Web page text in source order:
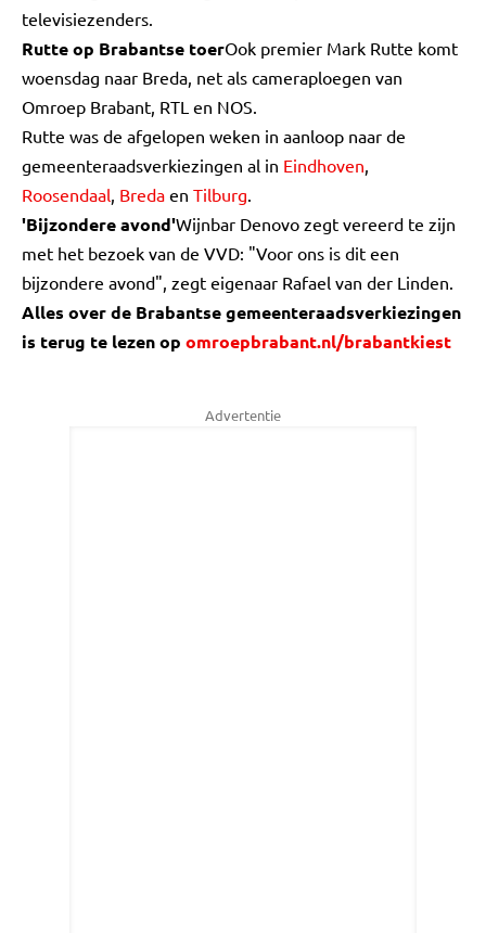
televisiezenders.
Rutte op Brabantse toerOok premier Mark Rutte komt
woensdag naar Breda, net als cameraploegen van
Omroep Brabant, RTL en NOS.
Rutte was de afgelopen weken in aanloop naar de
gemeenteraadsverkiezingen al in Eindhoven,
Roosendaal, Breda en Tilburg.
'Bijzondere avond'Wijnbar Denovo zegt vereerd te zijn
met het bezoek van de VVD: "Voor ons is dit een
bijzondere avond", zegt eigenaar Rafael van der Linden.
Alles over de Brabantse gemeenteraadsverkiezingen
is terug te lezen op omroepbrabant.nl/brabantkiest
Advertentie